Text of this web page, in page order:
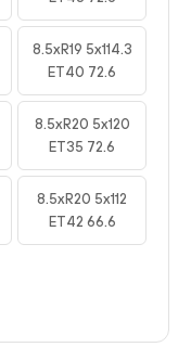
8.5xR19 5x114.3
ET40 72.6
8.5xR20 5x120
ET35 72.6
8.5xR20 5x112
ET42 66.6